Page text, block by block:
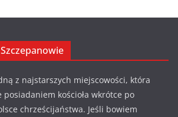
z najstarszych miejscowości, która
posiadaniem kościoła wkrótce po
chrześcijaństwa. Jeśli bowiem